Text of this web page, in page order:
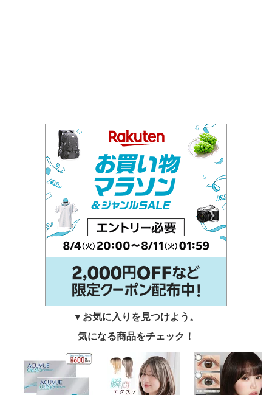
▼お気に入りを見つけよう。
気になる商品をチェック！